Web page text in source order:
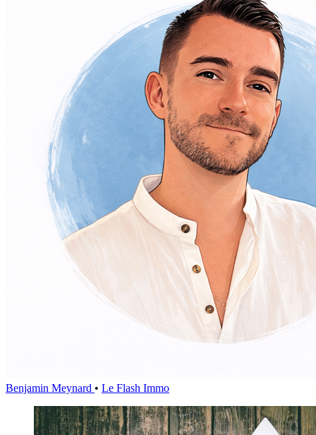
Benjamin Meynard • Le Flash Immo